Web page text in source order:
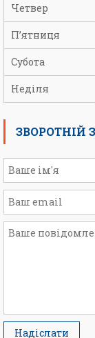
Четвер
П’ятниця
Субота
Неділя
ЗВОРОТНІЙ